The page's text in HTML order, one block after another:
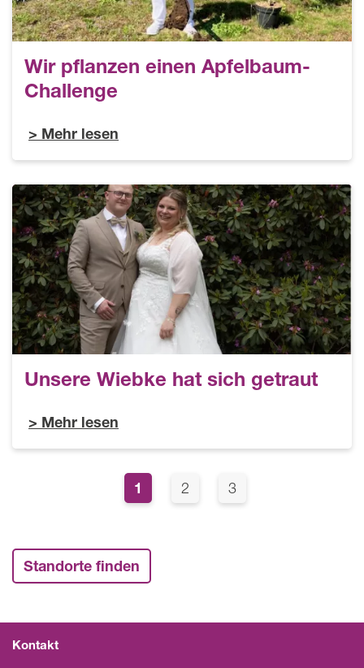
Wir pflanzen einen Apfelbaum-
Challenge
Mehr lesen
Unsere Wiebke hat sich getraut
Mehr lesen
Seitennummerierung
Page
1 Page
2 Page
3
Standorte finden
Kontakt